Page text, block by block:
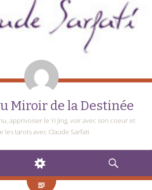
Miroir de la Destinée
apprivoiser le Yi Jing, voir avec son coeur et
les tarots avec Claude Sarfati